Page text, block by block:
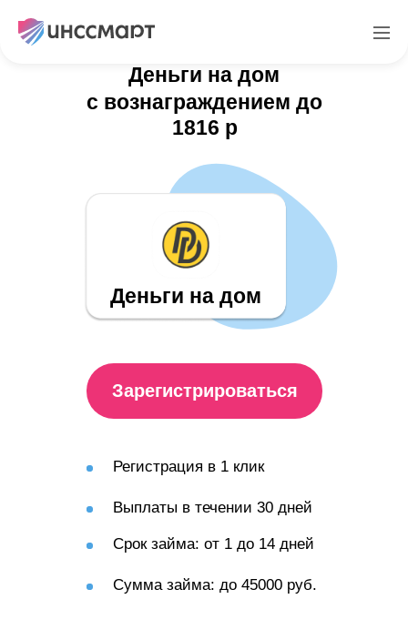
Деньги на дом
Регистрация в 1 клик
Выплаты в течении 30 дней
Срок займа: от 1 до 14 дней
Сумма займа: до 45000 руб.
с вознаграждением до
1816 р
Зарегистрироваться
Деньги на дом